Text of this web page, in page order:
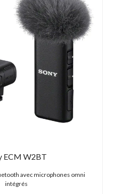
ECM W2BT
avec microphones omni
intégrés